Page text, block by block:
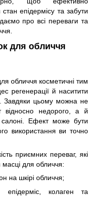
епідермісу та забути
про всі переваги та
для обличчя
обличчя косметичні тим
регенерації й наситити
Завдяки цьому можна не
відносно недорого, а й
Ефект може бути
використання ви точно
приємних переваг, які
для обличчя:
на шкірі обличчя;
епідерміс, колаген та